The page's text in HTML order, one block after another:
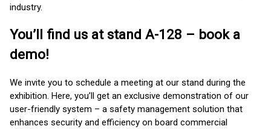
industry.
You’ll find us at stand A-128 – book a
demo!
We invite you to schedule a meeting at our stand during the
exhibition. Here, you’ll get an exclusive demonstration of our
user-friendly system – a safety management solution that
enhances security and efficiency on board commercial